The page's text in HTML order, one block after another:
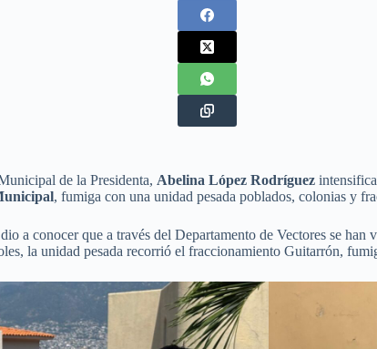
de la Presidenta, Abelina López Rodríguez
, fumiga con una unidad pesada poblados, colonias y
a conocer que a través del Departamento de Vectores se
la unidad pesada recorrió el fraccionamiento Guitarrón,